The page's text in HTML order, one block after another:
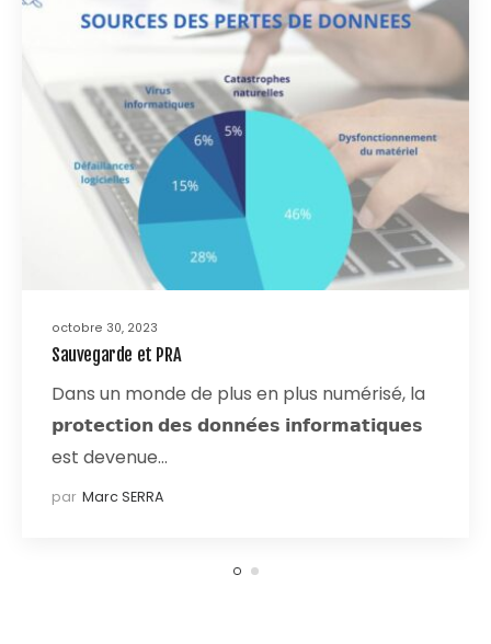
octobre 30, 2023
Sauvegarde et PRA
Dans un monde de plus en plus numérisé, la
𝗽𝗿𝗼𝘁𝗲𝗰𝘁𝗶𝗼𝗻 𝗱𝗲𝘀 𝗱𝗼𝗻𝗻𝗲́𝗲𝘀 𝗶𝗻𝗳𝗼𝗿𝗺𝗮𝘁𝗶𝗾𝘂𝗲𝘀
est devenue…
par Marc SERRA